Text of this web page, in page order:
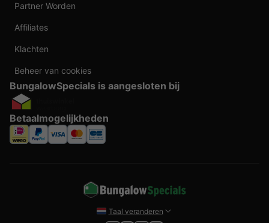
Partner Worden
Affiliates
Klachten
Beheer van cookies
BungalowSpecials is aangesloten bij
Betaalmogelijkheden
Taal veranderen